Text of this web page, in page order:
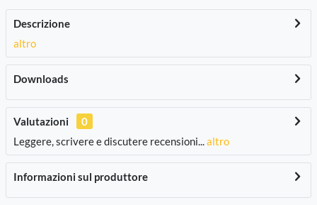
Descrizione
altro
Downloads
Valutazioni
0
Leggere, scrivere e discutere recensioni...altro
Informazioni sul produttore